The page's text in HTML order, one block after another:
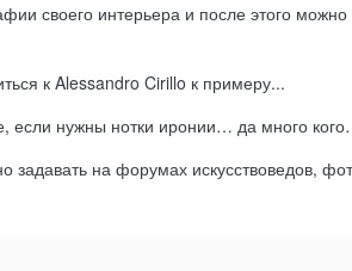
своего интерьера и после этого
к Alessandro Cirillo к примеру...
если нужны нотки иронии… да много
на форумах искусствоведов,